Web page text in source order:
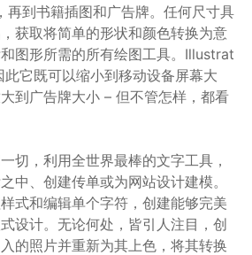
再到书籍插图和广告牌。任何尺寸具
获取将简单的形状和颜色转换为意
图形所需的所有绘图工具。Illustrat
它既可以缩小到移动设备屏幕大
到广告牌大小 – 但不管怎样，都看
切，利用全世界最棒的文字工具，
中、创建传单或为网站设计建模。
式和编辑单个字符，创建能够完美
设计。无论何处，皆引人注目，创
的照片并重新为其上色，将其转换